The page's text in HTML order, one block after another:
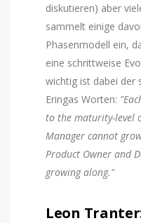
diskutieren) aber
sammelt einige
Phasenmodell ein,
eine schrittweise
wichtig ist dabei der
Eringas Worten:
to the maturity-level
Manager cannot
Product Owner and
growing along."
Leon